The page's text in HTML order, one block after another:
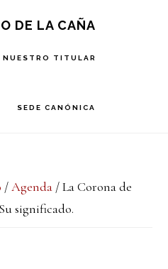
DE LA CAÑA
NUESTRO TITULAR
SEDE CANÓNICA
/ Agenda /La Corona de
significado.